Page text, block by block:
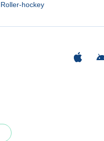
Roller-hockey